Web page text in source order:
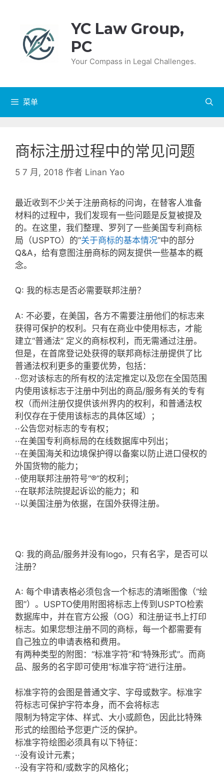
YC Law Group,
PC
Your Compass in Legal Challenges.
菜单
商标注册过程中的常见问题
5 7 月, 2018 作者 Linan Yao
最近收到不少关于注册商标的问询，在替客人准备
材料的过程中，我们发现有一些问题是反复被提及
的。在这里，我们整理、罗列了一些美国专利商标
局（USPTO）的“关于商标的基本情况”中的部分
Q&A，给有意图注册商标的网友提供一些基本的概
念。
Q: 我的标志是否必需要联邦注册？
A: 不必要，在美国，各方不需要注册他们的标志来
获得可保护的权利。只有在商业中使用标志，才能
建立“普通法” 定义的商标权利，而无需通过注册。
但是，在首席登记处获得的联邦商标注册提供了比
普通法权利更多的重要优势，包括：
··您对该标志的所有权的法定推定以及您在全国范围
内使用该标志于注册中列出的商品/服务有关的专有
权（而州注册仅提供该州界内的权利，和普通法权
利仅存在于使用该标志的具体区域）；
··公告您对标志的专有权；
··在美国专利商标局的在线数据库中列出；
··在美国海关和边境保护得以备案以防止进口侵权的
外国货物的能力；
··使用联邦注册符号“®”的权利；
··在联邦法院提起诉讼的能力；和
··以美国注册为依据，在国外获得注册。
Q: 我的商品/服务并没有logo，只有名字，是否可以
注册？
A: 每个申请表格必须包含一个标志的清晰图像（“绘
图”）。USPTO使用附图将标志上传到USPTO检索
数据库中，并在官方公报（OG）和注册证书上打印
标志。如果您想注册不同的商标，每一个都需要有
自己独立的申请表格和费用。
有两种类型的附图：“标准字符”和“特殊形式”。而商
品、服务的名字即可使用“标准字符”进行注册。
标准字符的会图是普通文字、字母或数字。标准字
符标志可保护字符本身，而不会将标志
限制为特定字体、样式、大小或颜色，因此比特殊
形式的绘图给予您更广泛的保护。
标准字符绘图必须具有以下特征：
··没有设计元素；
··没有字符和/或数字的风格化；